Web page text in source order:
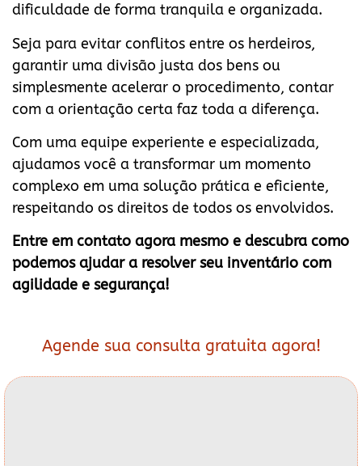
dificuldade de forma tranquila e organizada.
Seja para evitar conflitos entre os herdeiros,
garantir uma divisão justa dos bens ou
simplesmente acelerar o procedimento, contar
com a orientação certa faz toda a diferença.
Com uma equipe experiente e especializada,
ajudamos você a transformar um momento
complexo em uma solução prática e eficiente,
respeitando os direitos de todos os envolvidos.
Entre em contato agora mesmo e descubra como
podemos ajudar a resolver seu inventário com
agilidade e segurança!
Agende sua consulta gratuita agora!